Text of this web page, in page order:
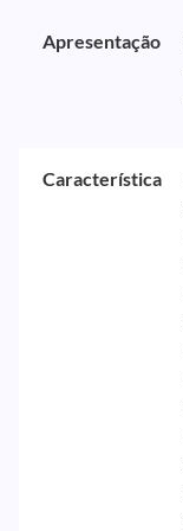
Apresentação
Característica